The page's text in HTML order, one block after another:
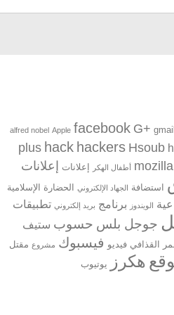
alfred nobel Apple facebook G+ gmail
plus hack hackers Hsoub
أطفال الهكر إعلانات
إعلانات
استضافة الجهاد الإلكتروني الحضارة الإسلامية
الويندوز برنامج بريد إلكتروني تطبيقات
جوجل بلس حسوب ستيف
القذافي فيديو فيسبوك مشروع مقتل
هكرز يوتيوب